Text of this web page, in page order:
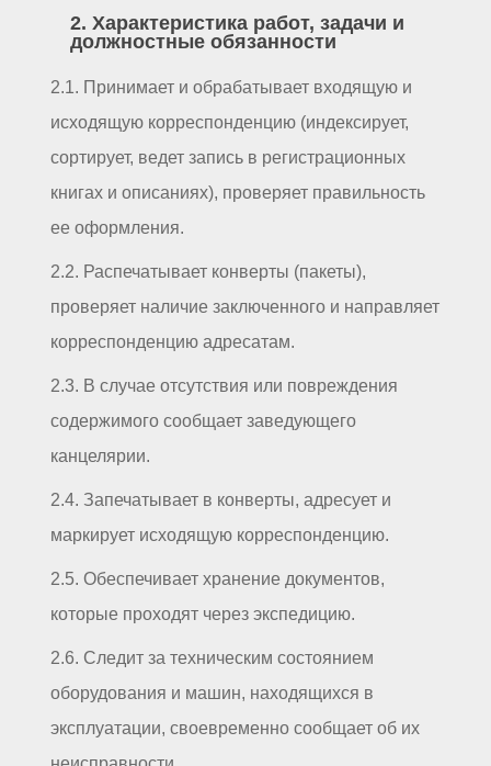
2. Характеристика работ, задачи и
должностные обязанности
2.1. Принимает и обрабатывает входящую и
исходящую корреспонденцию (индексирует,
сортирует, ведет запись в регистрационных
книгах и описаниях), проверяет правильность
ее оформления.
2.2. Распечатывает конверты (пакеты),
проверяет наличие заключенного и направляет
корреспонденцию адресатам.
2.3. В случае отсутствия или повреждения
содержимого сообщает заведующего
канцелярии.
2.4. Запечатывает в конверты, адресует и
маркирует исходящую корреспонденцию.
2.5. Обеспечивает хранение документов,
которые проходят через экспедицию.
2.6. Следит за техническим состоянием
оборудования и машин, находящихся в
эксплуатации, своевременно сообщает об их